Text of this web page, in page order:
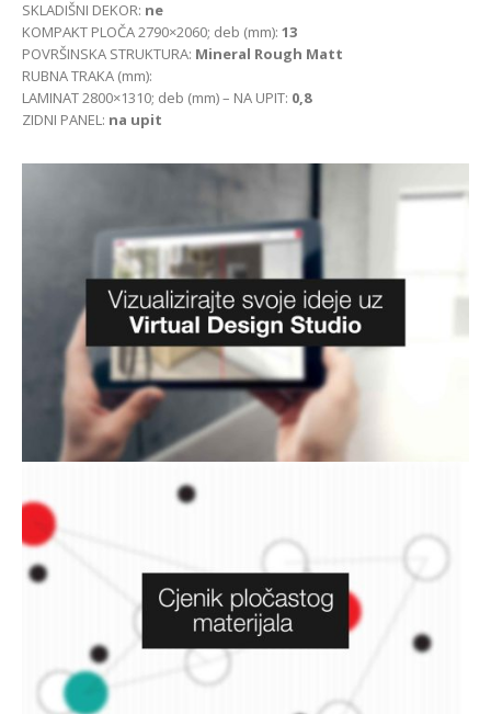
SKLADIŠNI DEKOR: ne
KOMPAKT PLOČA 2790×2060; deb (mm): 13
POVRŠINSKA STRUKTURA: Mineral Rough Matt
RUBNA TRAKA (mm):
LAMINAT 2800×1310; deb (mm) – NA UPIT: 0,8
ZIDNI PANEL: na upit